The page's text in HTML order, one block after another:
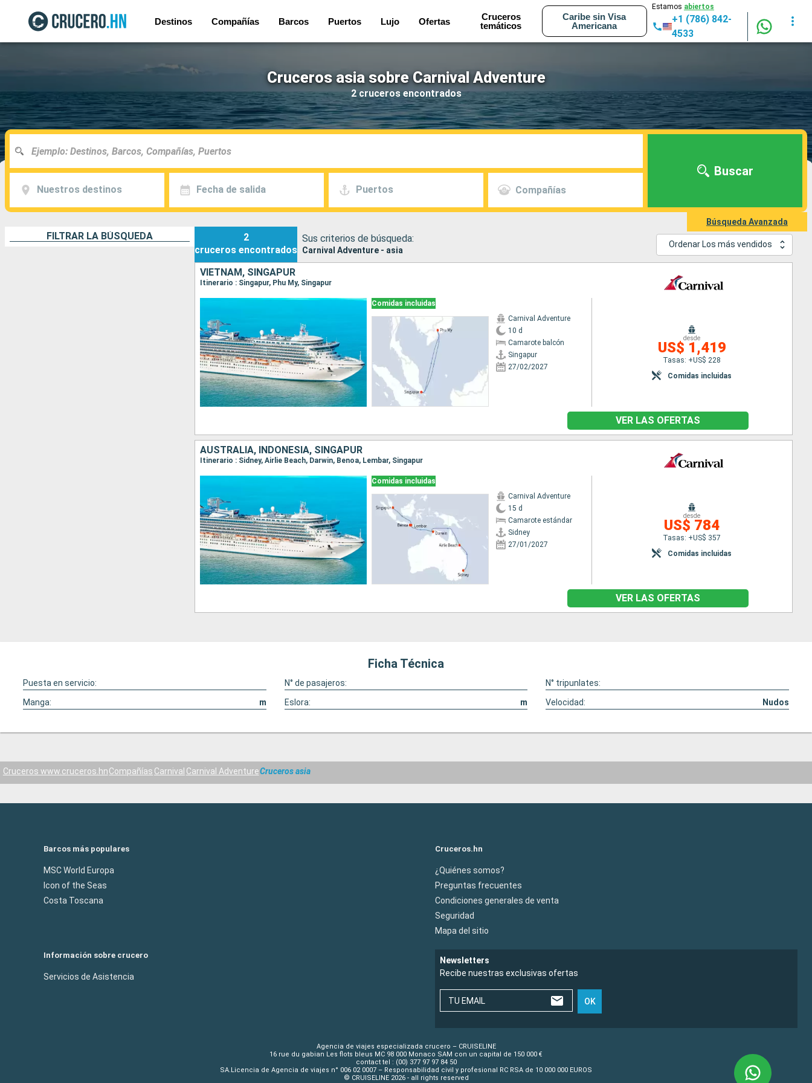
Destinos Compañías Barcos Puertos Lujo Ofertas
Cruceros
temáticos
Caribe sin Visa
Americana
Estamos abiertos
+1 (786) 842-
4533
Cruceros asia sobre Carnival Adventure
2 cruceros encontrados
Nuestros destinos Fecha de salida Puertos Compañías
Buscar
Búsqueda Avanzada
FILTRAR LA BÚSQUEDA
2
cruceros encontrados
Sus criterios de búsqueda:
Carnival Adventure - asia
Ordenar Los más vendidos
VIETNAM, SINGAPUR
Itinerario : Singapur, Phu My, Singapur
Comidas incluidas
Carnival Adventure
10 d
Camarote balcón
Singapur
27/02/2027
desde
US$ 1,419
Tasas: +US$ 228
Comidas incluidas
VER LAS OFERTAS
AUSTRALIA, INDONESIA, SINGAPUR
Itinerario : Sidney, Airlie Beach, Darwin, Benoa, Lembar, Singapur
Comidas incluidas
Carnival Adventure
15 d
Camarote estándar
Sidney
27/01/2027
desde
US$ 784
Tasas: +US$ 357
Comidas incluidas
VER LAS OFERTAS
Ficha Técnica
Puesta en servicio: N° de pasajeros:
N° tripunlates:
Manga:
m Eslora: m Velocidad: Nudos
Cruceros www.cruceros.hnCompañías Carnival Carnival AdventureCruceros asia
Barcos más populares
MSC World Europa
Icon of the Seas
Costa Toscana
Cruceros.hn
¿Quiénes somos?
Preguntas frecuentes
Condiciones generales de venta
Seguridad
Mapa del sitio
Información sobre crucero
Servicios de Asistencia
Newsletters
Recibe nuestras exclusivas ofertas
TU EMAIL OK
Agencia de viajes especializada crucero – CRUISELINE
16 rue du gabian Les flots bleus MC 98 000 Monaco SAM con un capital de 150 000 €
contact tel : (00) 377 97 97 84 50
SA.Licencia de Agencia de viajes n° 006 02 0007 – Responsabilidad civil y profesional RC RSA de 10 000 000 EUROS
© CRUISELINE 2026 - all rights reserved